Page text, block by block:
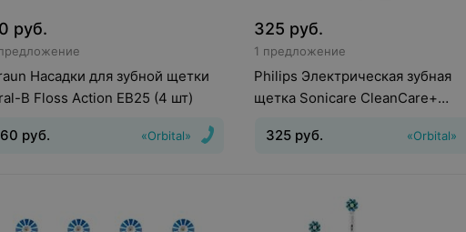
руб.
Насадки для зубной щетки
B Floss Action EB25 (4 шт)
«Orbital»
60 руб.
325 руб.
1 предложение
Philips Электрическая зубная
щетка Sonicare CleanCare+
«Orbital»
325 руб.
Индикатор зарядки
Есть